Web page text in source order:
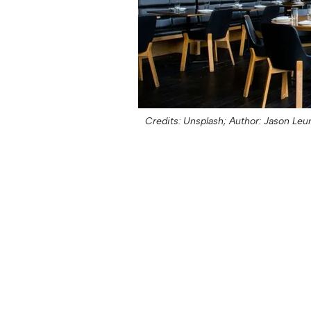
Credits: Unsplash; Author: Jason